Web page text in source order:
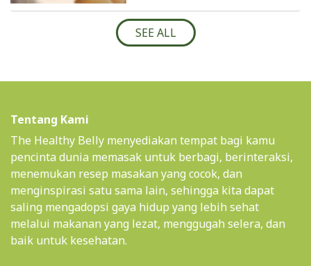
SEE ALL
Tentang Kami
The Healthy Belly menyediakan tempat bagi kamu
pencinta dunia memasak untuk berbagi, berinteraksi,
menemukan resep masakan yang cocok, dan
menginspirasi satu sama lain, sehingga kita dapat
saling mengadopsi gaya hidup yang lebih sehat
melalui makanan yang lezat, menggugah selera, dan
baik untuk kesehatan.